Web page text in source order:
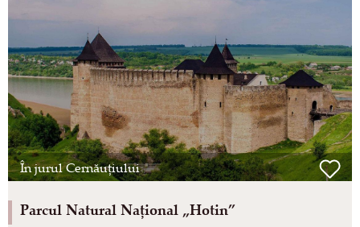
În jurul Cernăuțiului
Parcul Natural Național „Hotin”